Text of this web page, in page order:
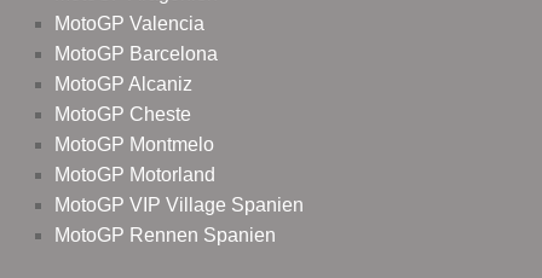
MotoGP Valencia
MotoGP Barcelona
MotoGP Alcaniz
MotoGP Cheste
MotoGP Montmelo
MotoGP Motorland
MotoGP VIP Village Spanien
MotoGP Rennen Spanien